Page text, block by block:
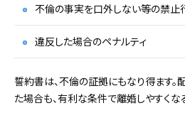
不倫の事実を口外しない等の禁止
違反した場合のペナルティ
誓約書は、不倫の証拠にもなり得ます。
た場合も、有利な条件で離婚しやすくな